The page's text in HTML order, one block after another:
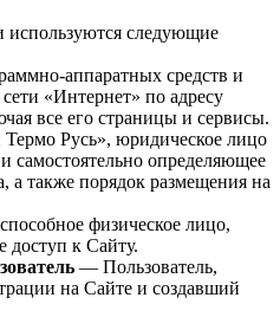
следующие
аппаратных средств и
«Интернет» по адресу
все его страницы и сервисы.
Русь», юридическое лицо
самостоятельно определяющее
а также порядок размещения на
физическое лицо,
доступ к Сайту.
— Пользователь,
на Сайте и создавший